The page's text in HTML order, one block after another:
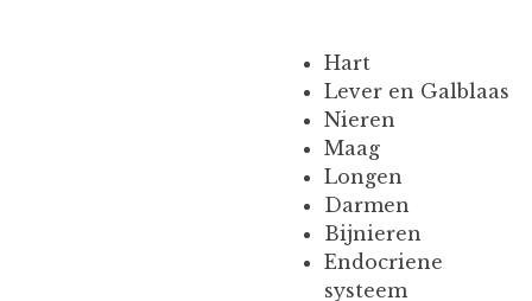
Hart
Lever en Galblaas
Nieren
Maag
Longen
Darmen
Bijnieren
Endocriene
systeem